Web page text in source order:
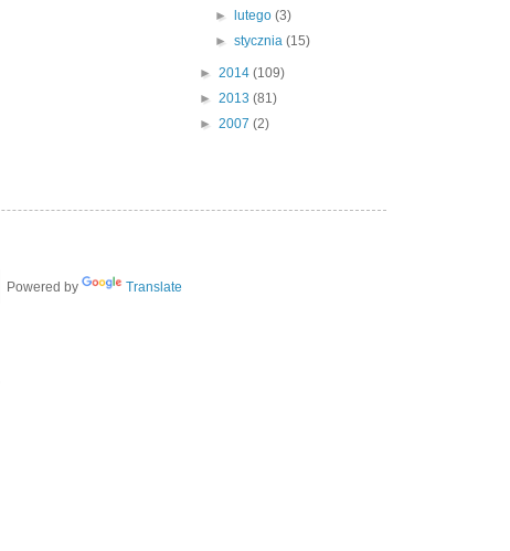
►
lutego(3)
►stycznia(15)
► 2014 (109)
► 2013 (81)
► 2007 (2)
Powered by Translate